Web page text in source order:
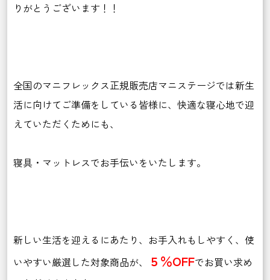
りがとうございます！！
全国のマニフレックス正規販売店マニステージでは新生
活に向けてご準備をしている皆様に、快適な寝心地で迎
えていただくためにも、
寝具・マットレスでお手伝いをいたします。
新しい生活を迎えるにあたり、お手入れもしやすく、使
いやすい厳選した対象商品が、
５％OFFでお買い求め